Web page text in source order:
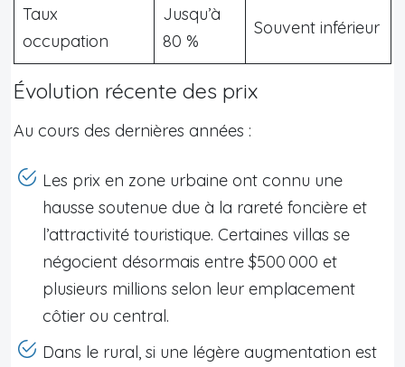
Taux
occupation
Jusqu’à
80 %
Souvent inférieur
Évolution récente des prix
Au cours des dernières années :
Les prix en zone urbaine ont connu une
hausse soutenue due à la rareté foncière et
l’attractivité touristique. Certaines villas se
négocient désormais entre $500 000 et
plusieurs millions selon leur emplacement
côtier ou central.
Dans le rural, si une légère augmentation est